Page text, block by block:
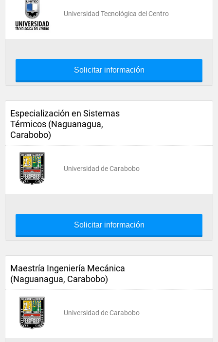
Universidad Tecnológica del Centro
Solicitar información
Especialización en Sistemas
Térmicos (Naguanagua,
Carabobo)
Universidad de Carabobo
Solicitar información
Maestría Ingeniería Mecánica
(Naguanagua, Carabobo)
Universidad de Carabobo